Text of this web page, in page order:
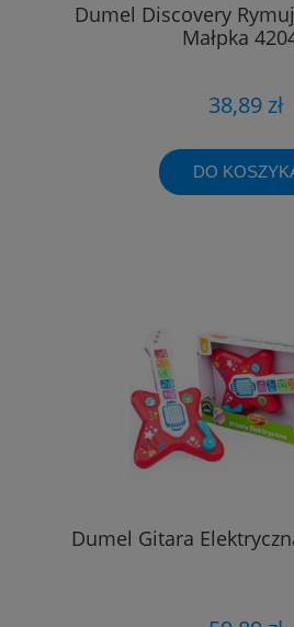
Dumel Discovery
Małpka
38,89 zł
DO
Dumel Gitara